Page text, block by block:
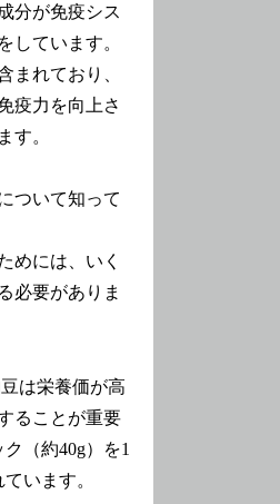
分が免疫シス
しています。
まれており、
疫力を向上さ
す。
ついて知って
めには、いく
必要がありま
は栄養価が高
ることが重要
（約40g）を1
います。